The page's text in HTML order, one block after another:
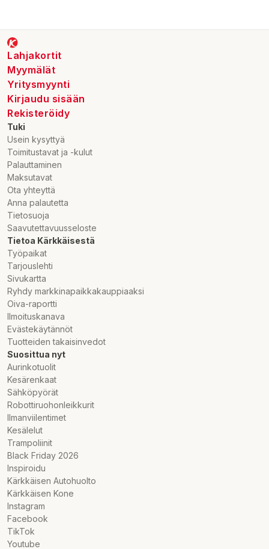
Lahjakortit
Myymälät
Yritysmyynti
Kirjaudu sisään
Rekisteröidy
Tuki
Usein kysyttyä
Toimitustavat ja -kulut
Palauttaminen
Maksutavat
Ota yhteyttä
Anna palautetta
Tietosuoja
Saavutettavuusseloste
Tietoa Kärkkäisestä
Työpaikat
Tarjouslehti
Sivukartta
Ryhdy markkinapaikkakauppiaaksi
Oiva-raportti
Ilmoituskanava
Evästekäytännöt
Tuotteiden takaisinvedot
Suosittua nyt
Aurinkotuolit
Kesärenkaat
Sähköpyörät
Robottiruohonleikkurit
Ilmanviilentimet
Kesälelut
Trampoliinit
Black Friday 2026
Inspiroidu
Kärkkäisen Autohuolto
Kärkkäisen Kone
Instagram
Facebook
TikTok
Youtube